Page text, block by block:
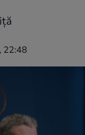
22:48